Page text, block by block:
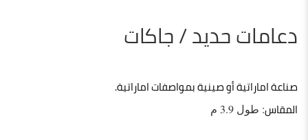
دعامات حديد / جاكات
صناعة اماراتية أو صينية بمواصفات اماراتية.
المقاس: طول 3.9 م